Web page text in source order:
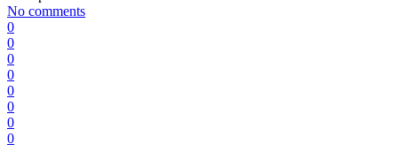
No comments
0
0
0
0
0
0
0
0